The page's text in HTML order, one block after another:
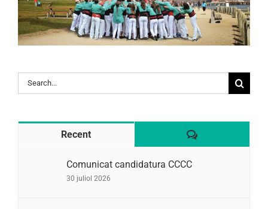
Search
for:
Recent Comentaris
Comunicat candidatura CCCC
30 juliol 2026